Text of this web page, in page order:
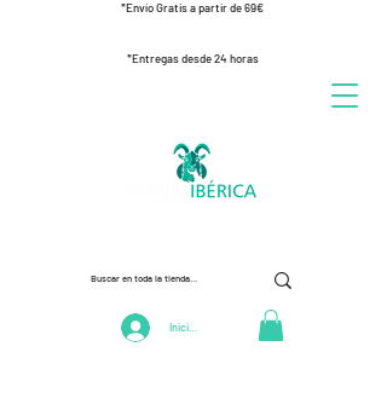
*Envío Gratis a partir de 69€
*Entregas desde 24 horas
Iniciar Sesión